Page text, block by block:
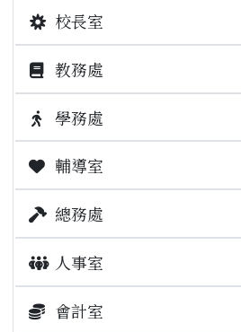
校長室
校長簡介
教務處
業務職掌
校園公告
榮譽榜
檔案下載
升學專區
學務處
業務職掌
校園公告
活動相簿
榮譽榜
輔導室
業務職掌
校園公告
活動相簿
總務處
業務職掌
校園公告
人事室
業務職掌
會計室